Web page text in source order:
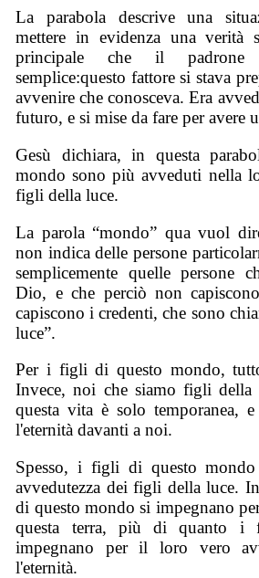
La parabola descrive una
mettere in evidenza una verità
principale che il
semplice:questo fattore si stava
avvenire che conosceva. Era
futuro, e si mise da fare per avere
Gesù dichiara, in questa
mondo sono più avveduti nella
figli della luce.
La parola “mondo” qua vuol
non indica delle persone
semplicemente quelle persone
Dio, e che perciò non
capiscono i credenti, che sono
luce”.
Per i figli di questo mondo,
Invece, noi che siamo figli della
questa vita è solo temporanea,
l'eternità davanti a noi.
Spesso, i figli di questo
avvedutezza dei figli della luce.
di questo mondo si impegnano
questa terra, più di quanto i
impegnano per il loro vero
l'eternità.